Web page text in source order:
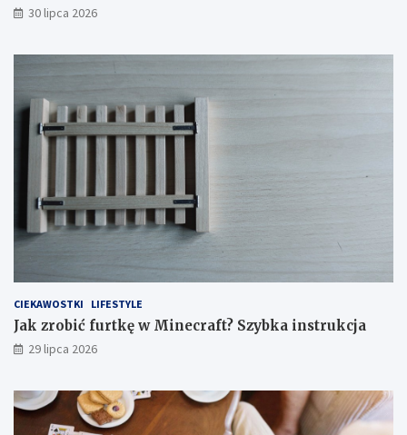
30 lipca 2026
CIEKAWOSTKI LIFESTYLE
Jak zrobić furtkę w Minecraft? Szybka instrukcja
29 lipca 2026